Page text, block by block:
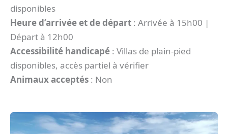
disponibles
Heure d’arrivée et de départ : Arrivée à 15h00 |
Départ à 12h00
Accessibilité handicapé : Villas de plain-pied
disponibles, accès partiel à vérifier
Animaux acceptés : Non